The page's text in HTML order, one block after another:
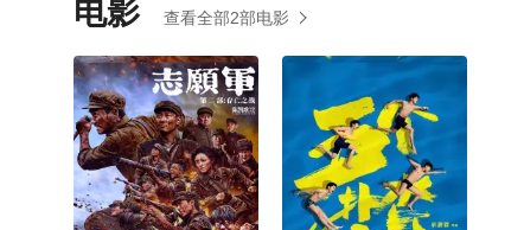
电影 查看全部2部电影